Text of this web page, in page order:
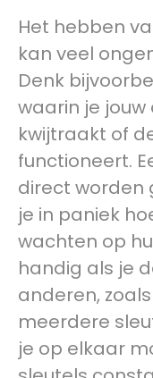
Het hebben
kan veel
Denk
waarin je
kwijtraakt of
functioneert.
direct worden
je in paniek
wachten op
handig als je
anderen,
meerdere
je op elkaar